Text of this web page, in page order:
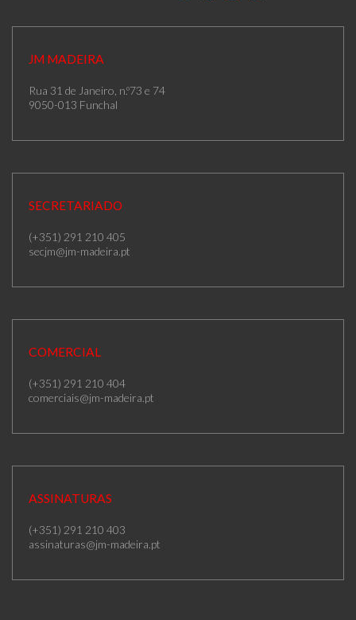
JM MADEIRA
Rua 31 de Janeiro, n.º73 e 74
9050-013 Funchal
SECRETARIADO
(+351) 291 210 405
secjm@jm-madeira.pt
COMERCIAL
(+351) 291 210 404
comerciais@jm-madeira.pt
ASSINATURAS
(+351) 291 210 403
assinaturas@jm-madeira.pt